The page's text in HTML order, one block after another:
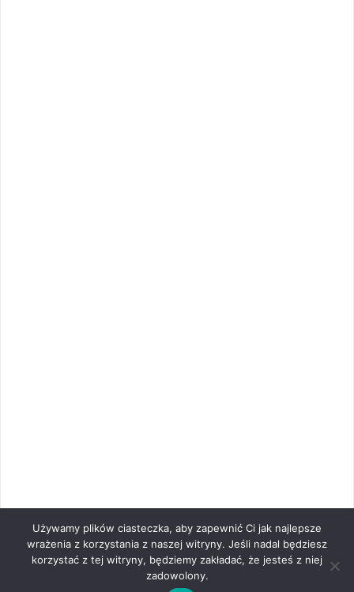
Używamy plików ciasteczka, aby zapewnić Ci jak najlepsze
wrażenia z korzystania z naszej witryny. Jeśli nadal będziesz
korzystać z tej witryny, będziemy zakładać, że jesteś z niej
zadowolony.